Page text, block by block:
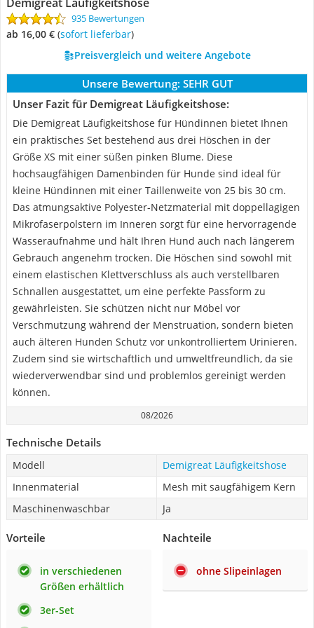
935 Bewertungen
ab 16,00 € ( Sofort lieferbar)
Preisvergleich und weitere Angebote
Unsere Bewertung: SEHR GUT
Unser Fazit für Demigreat Läufigkeitshose:
Die Demigreat Läufigkeitshose für Hündinnen bietet Ihnen
ein praktisches Set bestehend aus drei Höschen in der
Größe XS mit einer süßen pinken Blume. Diese
hochsaugfähigen Damenbinden für Hunde sind ideal für
kleine Hündinnen mit einer Taillenweite von 25 bis 30 cm.
Das atmungsaktive Polyester-Netzmaterial mit doppellagigen
Mikrofaserpolstern im Inneren sorgt für eine hervorragende
Wasseraufnahme und hält Ihren Hund auch nach längerem
Gebrauch angenehm trocken. Die Höschen sind sowohl mit
einem elastischen Klettverschluss als auch verstellbaren
Schnallen ausgestattet, um eine perfekte Passform zu
gewährleisten. Sie schützen nicht nur Möbel vor
Verschmutzung während der Menstruation, sondern bieten
auch älteren Hunden Schutz vor unkontrolliertem Urinieren.
Zudem sind sie wirtschaftlich und umweltfreundlich, da sie
wiederverwendbar sind und problemlos gereinigt werden
können.
08/2026
Technische Details
Modell
Demigreat Läufigkeitshose
Innenmaterial
Mesh mit saugfähigem Kern
Maschinenwaschbar
Ja
Vorteile
in verschiedenen
Größen erhältlich
3er-Set
Nachteile
ohne Slipeinlagen